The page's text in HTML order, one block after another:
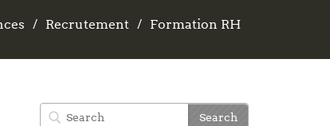
Recrutement Formation RH
Recrutement Formation RH